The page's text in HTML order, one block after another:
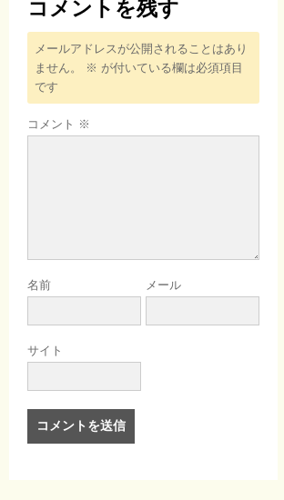
コメントを残す
メールアドレスが公開されることはあり
ません。
※ が付いている欄は必須項目
です
コメント ※
名前 メール
サイト